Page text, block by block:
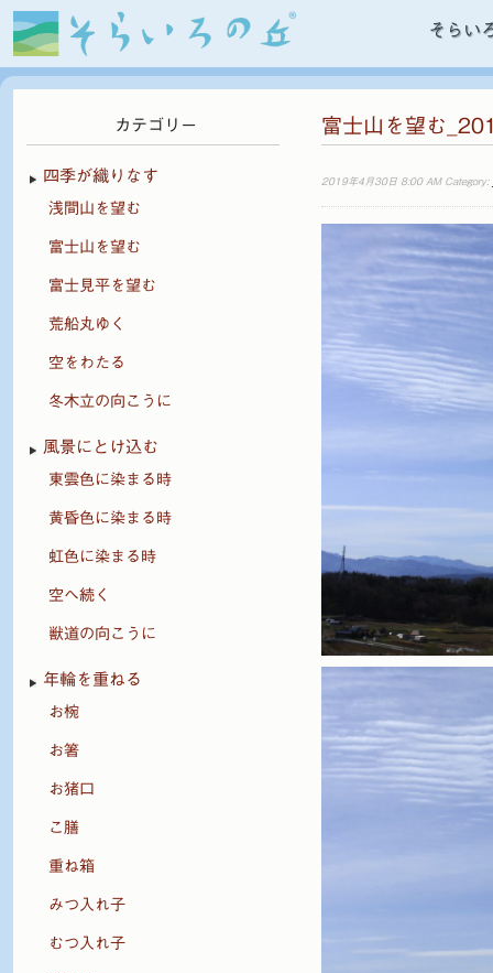
そらい
富士山を望む
2019年4月30日 8:00 AM Category:
カテゴリー
四季が織りなす
浅間山を望む
富士山を望む
富士見平を望む
荒船丸ゆく
空をわたる
冬木立の向こうに
風景にとけ込む
東雲色に染まる時
黄昏色に染まる時
虹色に染まる時
空へ続く
獣道の向こうに
年輪を重ねる
お椀
お箸
お猪口
こ膳
重ね箱
みつ入れ子
むつ入れ子